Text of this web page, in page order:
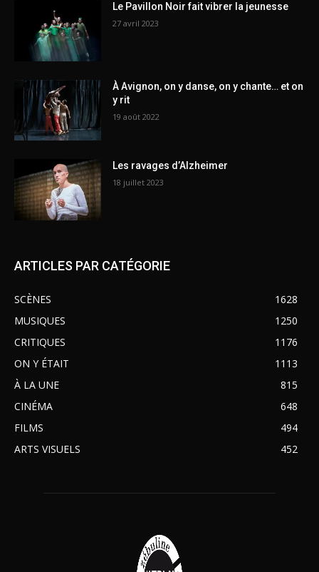
Le Pavillon Noir fait vibrer la jeunesse
27 avril 2023
À Avignon, on y danse, on y chante… et on
y rit
19 août 2022
Les ravages d’Alzheimer
18 juillet 2023
ARTICLES PAR CATÉGORIE
SCÈNES
1628
MUSIQUES
1250
CRITIQUES
1176
ON Y ÉTAIT
1113
À LA UNE
815
CINÉMA
648
FILMS
494
ARTS VISUELS
452